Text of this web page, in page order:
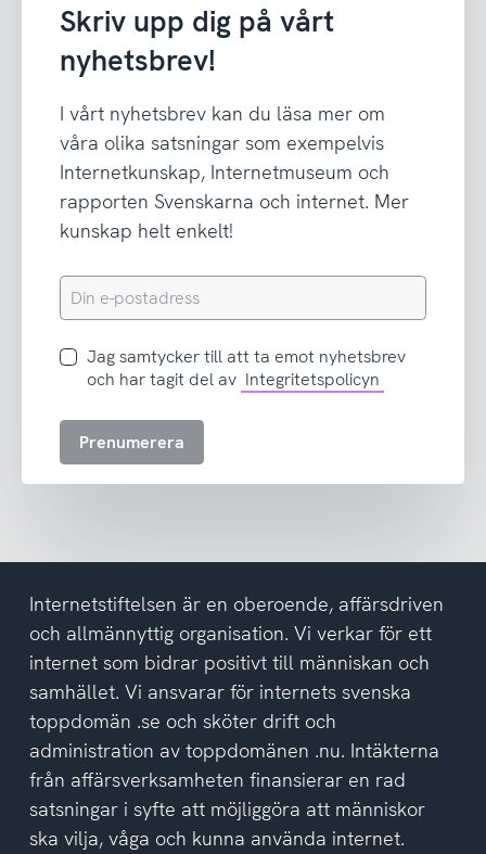
Skriv upp dig på vårt
nyhetsbrev!
I vårt nyhetsbrev kan du läsa mer om
våra olika satsningar som exempelvis
Internetkunskap, Internetmuseum och
rapporten Svenskarna och internet. Mer
kunskap helt enkelt!
Din
e-
Jag
samtycker
att
del
av
integritetspolicyn
Jag samtycker till att ta emot nyhetsbrev
och har tagit del av Integritetspolicyn
Prenumerera
Internetstiftelsen är en oberoende, affärsdriven
och allmännyttig organisation. Vi verkar för ett
internet som bidrar positivt till människan och
samhället. Vi ansvarar för internets svenska
toppdomän .se och sköter drift och
administration av toppdomänen .nu. Intäkterna
från affärsverksamheten finansierar en rad
satsningar i syfte att möjliggöra att människor
ska vilja, våga och kunna använda internet.